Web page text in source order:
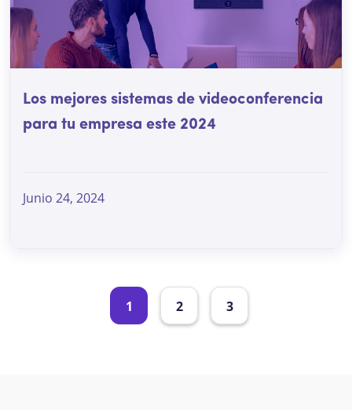
Los mejores sistemas de videoconferencia
para tu empresa este 2024
Junio 24, 2024
1 2 3